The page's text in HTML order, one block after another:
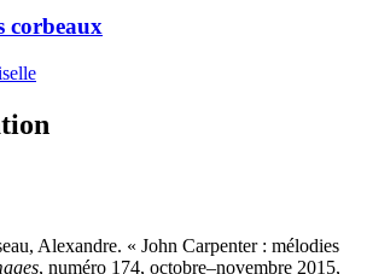
corbeaux
Alexandre. « John Carpenter : mélodies
, numéro 174, octobre–novembre 2015,